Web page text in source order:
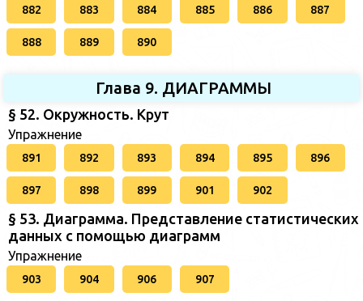
882 883 884 885 886 887
888 889 890
Глава 9. ДИАГРАММЫ
§ 52. Окружность. Крут
Упражнение
891 892 893 894 895 896
897 898 899 901 902
§ 53. Диаграмма. Представление статистических
данных с помощью диаграмм
Упражнение
903 904 906 907